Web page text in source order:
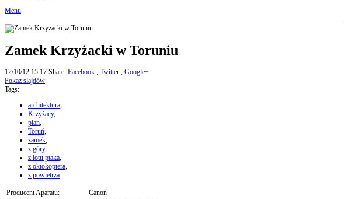
Menu
Zamek Krzyżacki w Toruniu
12/10/12 15:17 Share: Facebook , Twitter , Google+
Pokaz slajdów
Tags:
architektura,
Krzyżacy,
plan,
Toruń,
zamek,
z góry,
z lotu ptaka,
z oktokoptera,
z powietrza
Producent Aparatu:
Canon